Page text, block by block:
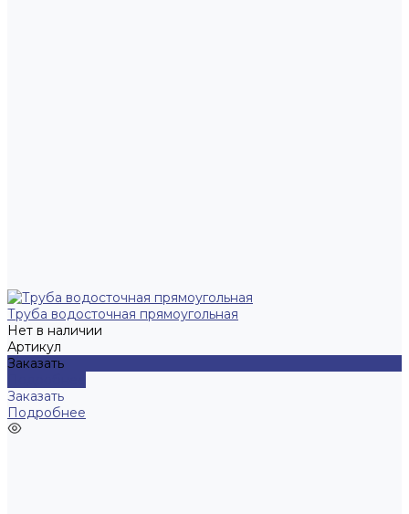
Труба водосточная прямоугольная
Нет в наличии
Артикул
Заказать
Заказать
Подробнее